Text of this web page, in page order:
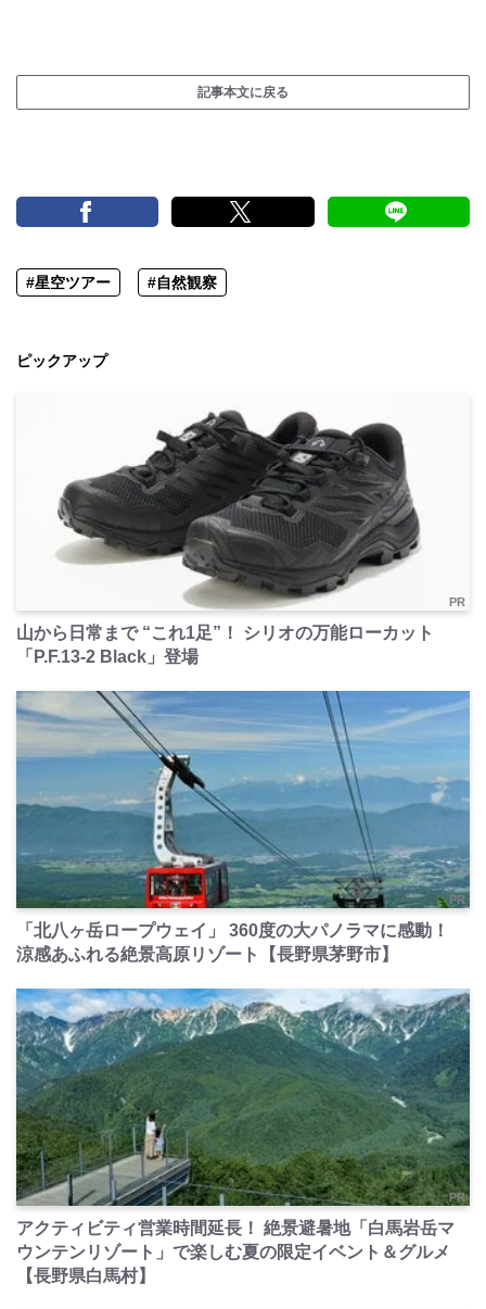
記事本文に戻る
#星空ツアー #自然観察
ピックアップ
PR
山から日常まで “これ1足”！ シリオの万能ローカット
「P.F.13-2 Black」登場
PR
「北八ヶ岳ロープウェイ」 360度の大パノラマに感動！
涼感あふれる絶景高原リゾート【長野県茅野市】
PR
アクティビティ営業時間延長！ 絶景避暑地「白馬岩岳マ
ウンテンリゾート」で楽しむ夏の限定イベント＆グルメ
【長野県白馬村】